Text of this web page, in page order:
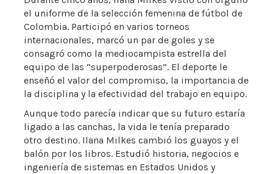
el uniforme de la selección femenina de fútbol de
Colombia. Participó en varios torneos
internacionales, marcó un par de goles y se
consagró como la mediocampista estrella del
equipo de las “superpoderosas”. El deporte le
enseñó el valor del compromiso, la importancia de
la disciplina y la efectividad del trabajo en equipo.
Aunque todo parecía indicar que su futuro estaría
ligado a las canchas, la vida le tenía preparado
otro destino. Ilana Milkes cambió los guayos y el
balón por los libros. Estudió historia, negocios e
ingeniería de sistemas en Estados Unidos y